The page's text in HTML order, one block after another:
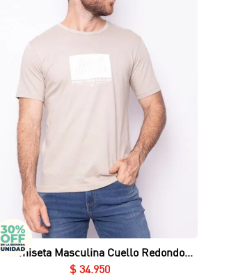
Vista rápida
Camiseta Masculina Cuello Redondo
Essential en Algodón
$ 34.950